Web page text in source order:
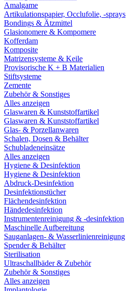
Amalgame
Artikulationspapier, Occlufolie, -sprays
Bondings & Ätzmittel
Glasionomere & Kompomere
Kofferdam
Komposite
Matrizensysteme & Keile
Provisorische K + B Materialien
Stiftsysteme
Zemente
Zubehör & Sonstiges
Alles anzeigen
Glaswaren & Kunststoffartikel
Glaswaren & Kunststoffartikel
Glas- & Porzellanwaren
Schalen, Dosen & Behälter
Schubladeneinsätze
Alles anzeigen
Hygiene & Desinfektion
Hygiene & Desinfektion
Abdruck-Desinfektion
Desinfektionstücher
Flächendesinfektion
Händedesinfektion
Instrumentenreinigung & -desinfektion
Maschinelle Aufbereitung
Sauganlagen- & Wasserlinienreinigung
Spender & Behälter
Sterilisation
Ultraschallbäder & Zubehör
Zubehör & Sonstiges
Alles anzeigen